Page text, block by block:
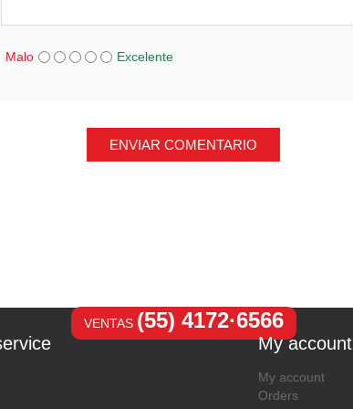
Malo Excelente
ENVIAR COMENTARIO
VENTAS (55) 4172·6566
My account
My account
Orders